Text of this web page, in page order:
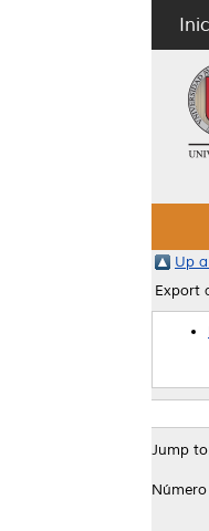
Up
Export
Jump